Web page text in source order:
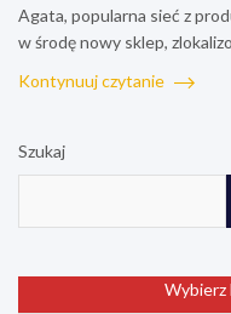
Agata, popularna sieć z
w środę nowy sklep,
Kontynuuj czytanie
Szukaj
Wybierz